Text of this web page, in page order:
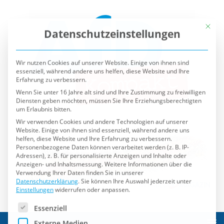
Wir nutzen Cookies auf unserer Website. Einige von ihnen sind
essenziell, während andere uns helfen, diese Website und Ihre
Erfahrung zu verbessern.
Wenn Sie unter 16 Jahre alt sind und Ihre Zustimmung zu freiwilligen
Diensten geben möchten, müssen Sie Ihre Erziehungsberechtigten
um Erlaubnis bitten.
Wir verwenden Cookies und andere Technologien auf unserer
Website. Einige von ihnen sind essenziell, während andere uns
helfen, diese Website und Ihre Erfahrung zu verbessern.
Personenbezogene Daten können verarbeitet werden (z. B. IP-
Adressen), z. B. für personalisierte Anzeigen und Inhalte oder
Anzeigen- und Inhaltsmessung.Weitere Informationen über die
Verwendung Ihrer Daten finden Sie in unserer
Datenschutzerklärung. Sie können Ihre Auswahl jederzeit unter
Einstellungenwiderrufen oder anpassen.
Es folgt eine Liste der Service-Gruppen, für die eine
Externe Medien